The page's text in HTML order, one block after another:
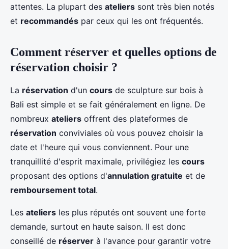
attentes. La plupart des ateliers sont très bien notés
et recommandés par ceux qui les ont fréquentés.
Comment réserver et quelles options de
réservation choisir ?
La réservation d'un cours de sculpture sur bois à
Bali est simple et se fait généralement en ligne. De
nombreux ateliers offrent des plateformes de
réservation conviviales où vous pouvez choisir la
date et l'heure qui vous conviennent. Pour une
tranquillité d'esprit maximale, privilégiez les cours
proposant des options d'annulation gratuite et de
remboursement total.
Les ateliers les plus réputés ont souvent une forte
demande, surtout en haute saison. Il est donc
conseillé de réserver à l'avance pour garantir votre